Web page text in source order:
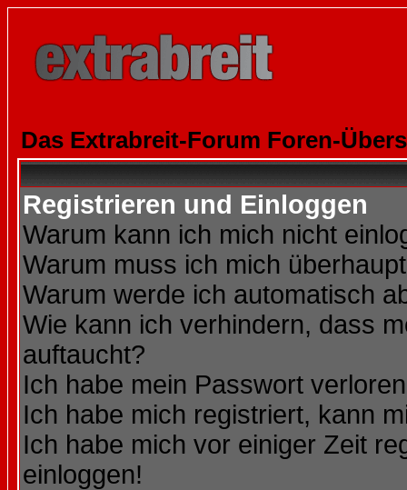
Das Extrabreit-Forum Foren-
Registrieren und Einloggen
Warum kann ich mich nicht
Warum muss ich mich
Warum werde ich automatisch
Wie kann ich verhindern, dass
auftaucht?
Ich habe mein Passwort
Ich habe mich registriert, kann
Ich habe mich vor einiger Zeit
einloggen!